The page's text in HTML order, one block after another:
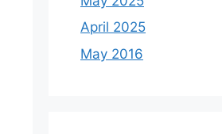
April 2025
May 2016